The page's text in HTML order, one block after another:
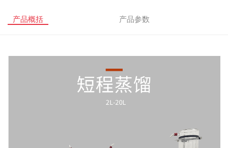
产品概括 产品参数